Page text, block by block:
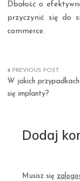
Dbałość o
przyczynić się do
commerce.
Nawigacja
wpisu
W jakich
się implanty?
Dodaj
Musisz się